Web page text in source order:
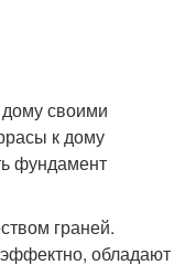
граней.
обладают